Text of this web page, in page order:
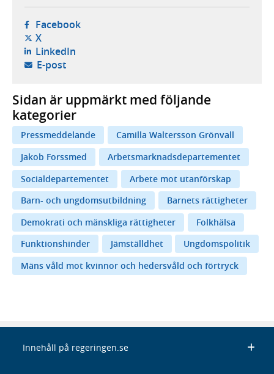
Facebook- öppnas i ny flik, extern webbplats,
X- öppnas i ny flik, extern webbplats,
LinkedIn- öppnas i ny flik, extern webbplats,
E-post- öppnar din e-postklient,
Sidan är uppmärkt med följande
kategorier
Pressmeddelande
Camilla Waltersson Grönvall
Jakob Forssmed
Arbetsmarknadsdepartementet
Socialdepartementet
Arbete mot utanförskap
Barn- och ungdomsutbildning
Barnets rättigheter
Demokrati och mänskliga rättigheter
Folkhälsa
Funktionshinder
Jämställdhet
Ungdomspolitik
Mäns våld mot kvinnor och hedersvåld och förtryck
Innehåll på regeringen.se